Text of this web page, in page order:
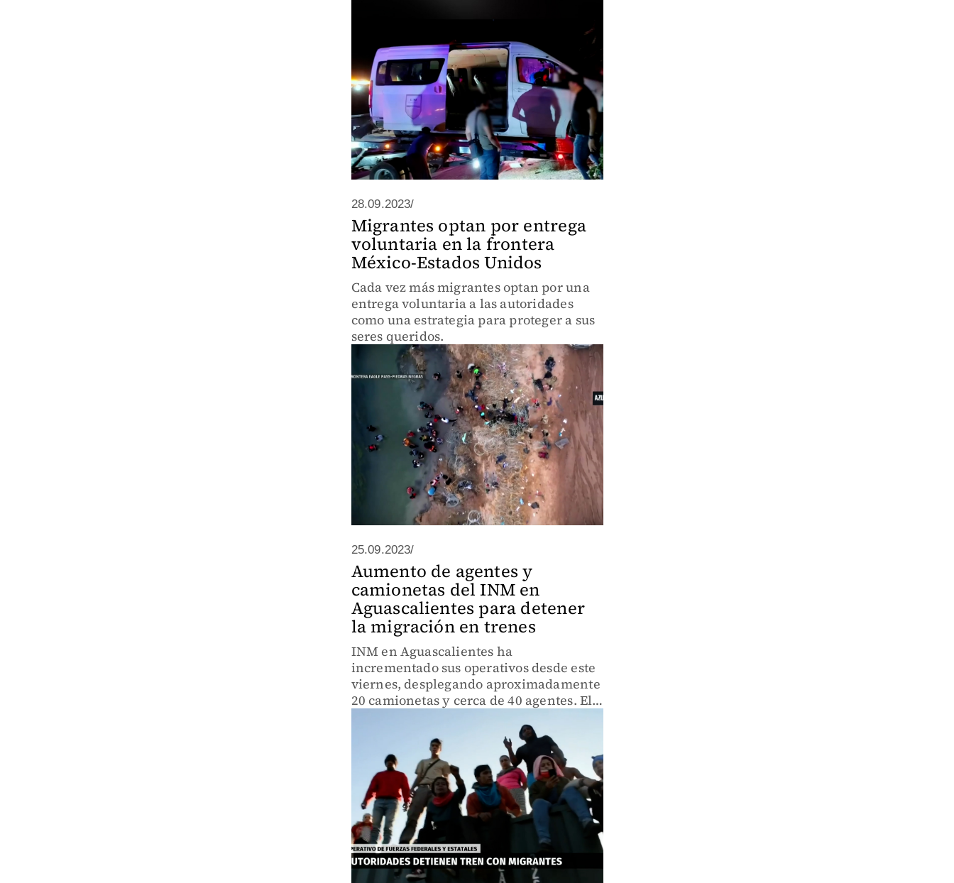
28.09.2023/
Migrantes optan por entrega
voluntaria en la frontera
México-Estados Unidos
Cada vez más migrantes optan por una
entrega voluntaria a las autoridades
como una estrategia para proteger a sus
seres queridos.
25.09.2023/
Aumento de agentes y
camionetas del INM en
Aguascalientes para detener
la migración en trenes
INM en Aguascalientes ha
incrementado sus operativos desde este
viernes, desplegando aproximadamente
20 camionetas y cerca de 40 agentes. El
prevenir que los migrantes sigan
abordando los trenes en la región